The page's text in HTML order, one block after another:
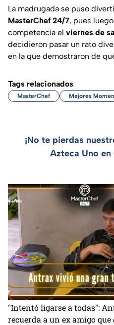
La madrugada se puso
MasterChef 24/7, pues
competencia el viernes de
decidieron pasar un rato
en la que demostraron de
Tags relacionados
MasterChef Mejores
¡No te pierdas
Azteca Uno en
"Intentó ligarse a todas":
recuerda a un ex amigo que